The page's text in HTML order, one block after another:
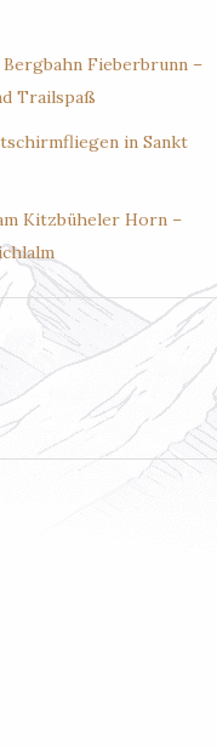
Fieberbrunn –
Trailspaß
in Sankt
Kitzbüheler Horn –